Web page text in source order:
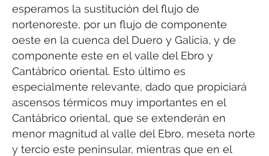
esperamos la sustitución del flujo de
nortenoreste, por un flujo de componente
oeste en la cuenca del Duero y Galicia, y de
componente este en el valle del Ebro y
Cantábrico oriental. Esto último es
especialmente relevante, dado que propiciará
ascensos térmicos muy importantes en el
Cantábrico oriental, que se extenderán en
menor magnitud al valle del Ebro, meseta norte
y tercio este peninsular, mientras que en el